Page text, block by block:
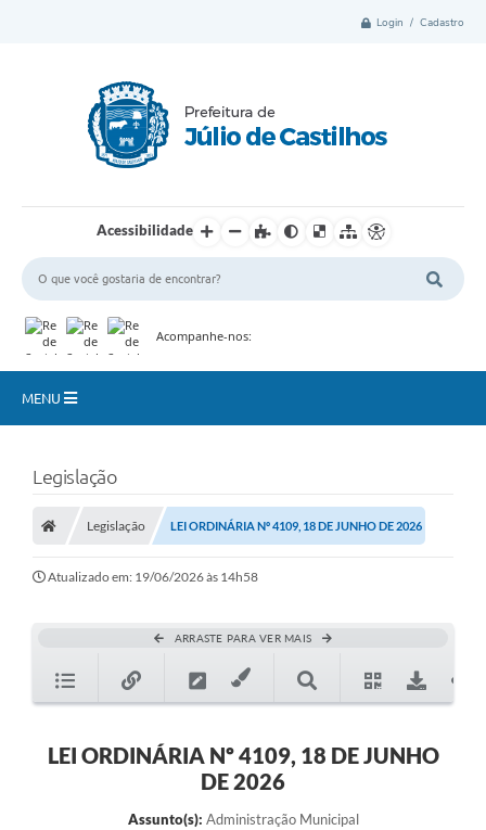
Login / Cadastro
Acessibilidade
Acompanhe-nos:
MENU
Nota Fiscal Gaúcha
Ouvidoria
e-sic
Contato
TCE/RS
Legislação
Legislação LEI ORDINÁRIA Nº 4109, 18 DE JUNHO DE 2026
Atualizado em: 19/06/2026 às 14h58
ARRASTE PARA VER MAIS
LEI ORDINÁRIA Nº 4109, 18 DE JUNHO
DE 2026
Assunto(s): Administração Municipal